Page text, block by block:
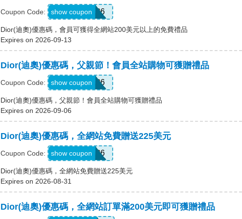
Coupon Code: GRADS26
show coupon
Dior(迪奧)優惠碼，會員可獲得全網站200美元以上的免費禮品
Expires on 2026-09-13
Dior(迪奧)優惠碼，父親節！會員全站購物可獲贈禮品
Coupon Code: DDAY26
show coupon
Dior(迪奧)優惠碼，父親節！會員全站購物可獲贈禮品
Expires on 2026-09-06
Dior(迪奧)優惠碼，全網站免費贈送225美元
Coupon Code: BRIDE26
show coupon
Dior(迪奧)優惠碼，全網站免費贈送225美元
Expires on 2026-08-31
Dior(迪奧)優惠碼，全網站訂單滿200美元即可獲贈禮品